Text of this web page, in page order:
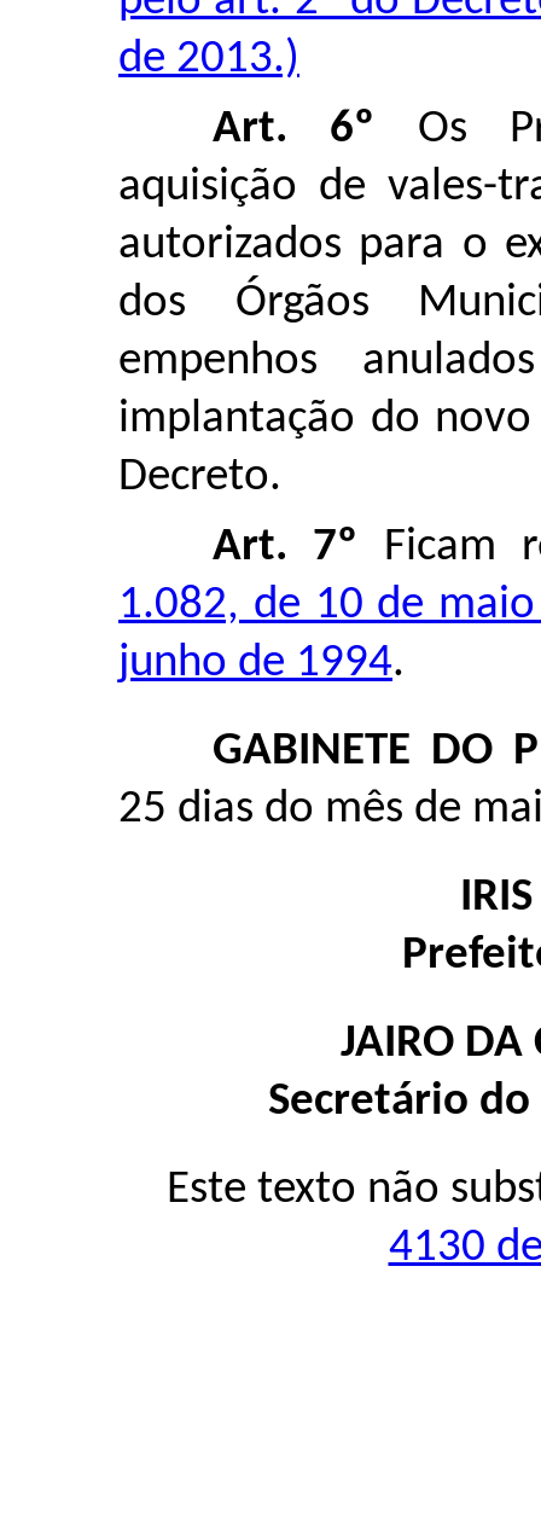
de 2013.)
Art. 6º Os
aquisição de vales-
autorizados para o
dos Órgãos
empenhos
implantação do
Decreto.
Art. 7º Ficam
1.082, de 10 de
junho de 1994.
GABINETE DO
25 dias do mês de
JAIRO DA
Secretário
Este texto não
4130